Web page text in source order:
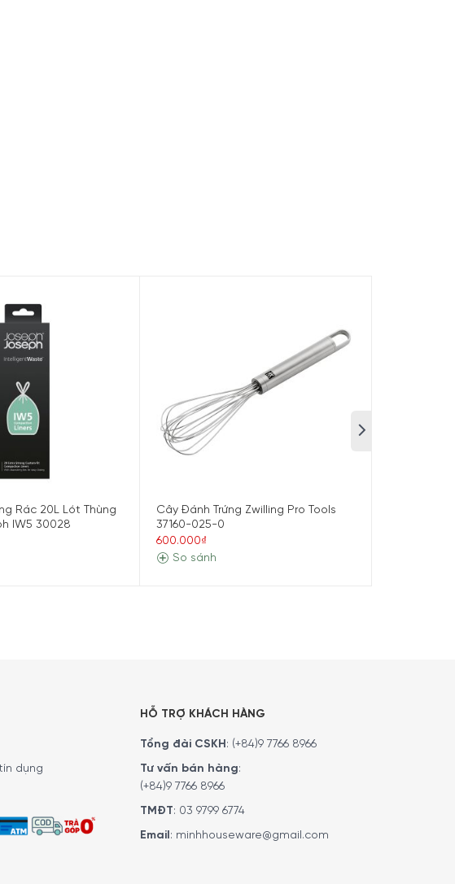
treo phù hợp với mọi loại giá, móc treo có trong gian bếp
chắc chắn, bền bỉ trong thời gian dài sử dụng. Bạn có thể dễ
Rác 20L Lót Thùng
IW5 30028
Cây Đánh Trứng Zwilling Pro Tools
37160-025-0
600.000₫
So sánh
dụng
HỖ TRỢ KHÁCH HÀNG
Tổng đài CSKH: (+84)9 7766 8966
Tư vấn bán hàng:
(+84)9 7766 8966
TMĐT: 03 9799 6774
Email: minhhouseware@gmail.com